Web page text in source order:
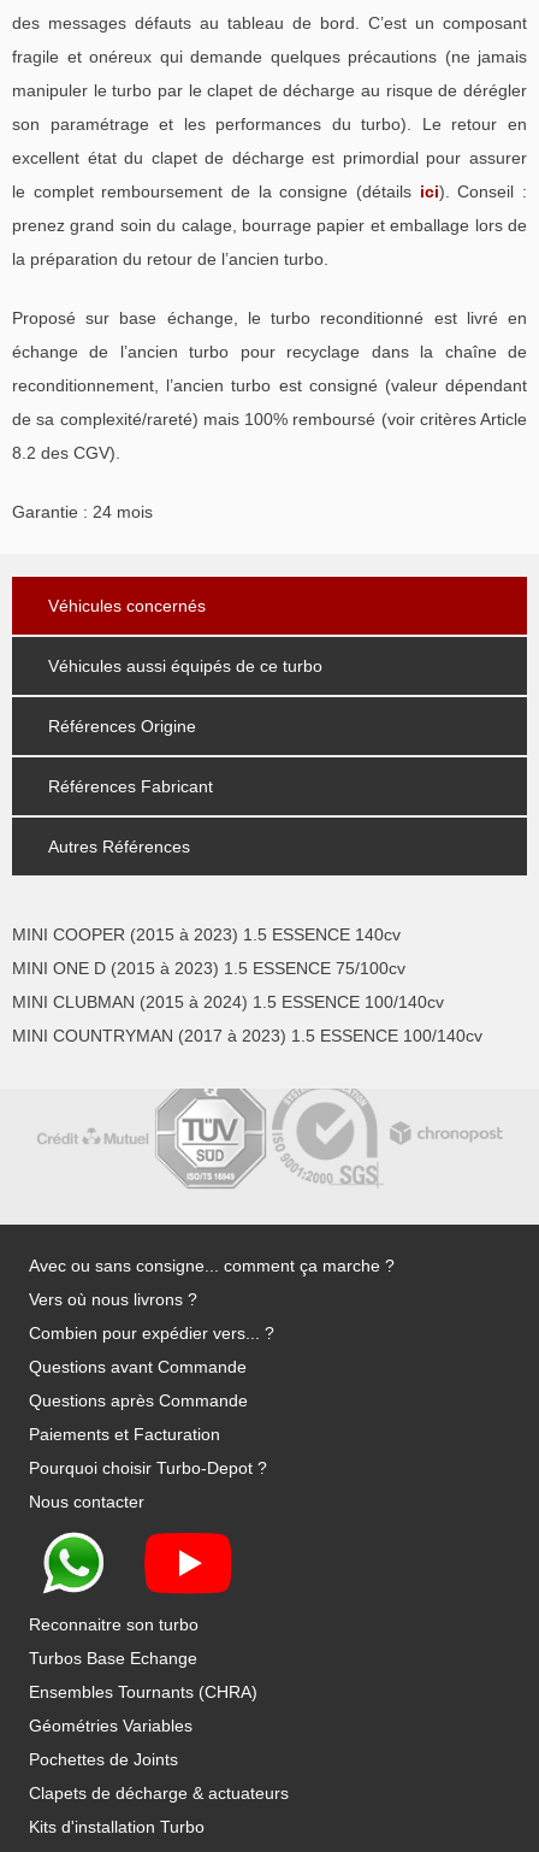
des messages défauts au tableau de bord. C’est un composant
fragile et onéreux qui demande quelques précautions (ne jamais
manipuler le turbo par le clapet de décharge au risque de dérégler
son paramétrage et les performances du turbo). Le retour en
excellent état du clapet de décharge est primordial pour assurer
le complet remboursement de la consigne (détails ici). Conseil :
prenez grand soin du calage, bourrage papier et emballage lors de
la préparation du retour de l’ancien turbo.
Proposé sur base échange, le turbo reconditionné est livré en
échange de l’ancien turbo pour recyclage dans la chaîne de
reconditionnement, l’ancien turbo est consigné (valeur dépendant
de sa complexité/rareté) mais 100% remboursé (voir critères Article
8.2 des CGV).
Garantie : 24 mois
Véhicules concernés
Véhicules aussi équipés de ce turbo
Références Origine
Références Fabricant
Autres Références
MINI COOPER (2015 à 2023) 1.5 ESSENCE 140cv
MINI ONE D (2015 à 2023) 1.5 ESSENCE 75/100cv
MINI CLUBMAN (2015 à 2024) 1.5 ESSENCE 100/140cv
MINI COUNTRYMAN (2017 à 2023) 1.5 ESSENCE 100/140cv
Avec ou sans consigne... comment ça marche ?
Vers où nous livrons ?
Combien pour expédier vers... ?
Questions avant Commande
Questions après Commande
Paiements et Facturation
Pourquoi choisir Turbo-Depot ?
Nous contacter
Reconnaitre son turbo
Turbos Base Echange
Ensembles Tournants (CHRA)
Géométries Variables
Pochettes de Joints
Clapets de décharge & actuateurs
Kits d'installation Turbo